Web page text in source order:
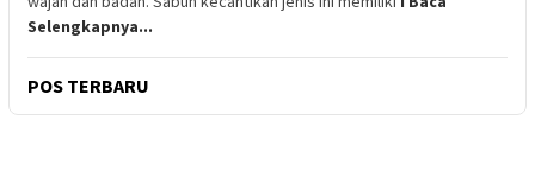
Selengkapnya...
POS TERBARU